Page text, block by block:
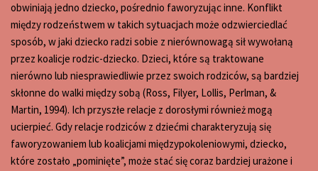
obwiniają jedno dziecko, pośrednio faworyzując inne. Konflikt
między rodzeństwem w takich sytuacjach może odzwierciedlać
sposób, w jaki dziecko radzi sobie z nierównowagą sił wywołaną
przez koalicje rodzic-dziecko. Dzieci, które są traktowane
nierówno lub niesprawiedliwie przez swoich rodziców, są bardziej
skłonne do walki między sobą (Ross, Filyer, Lollis, Perlman, &
Martin, 1994). Ich przyszłe relacje z dorosłymi również mogą
ucierpieć. Gdy relacje rodziców z dziećmi charakteryzują się
faworyzowaniem lub koalicjami międzypokoleniowymi, dziecko,
które zostało „pominięte”, może stać się coraz bardziej urażone i